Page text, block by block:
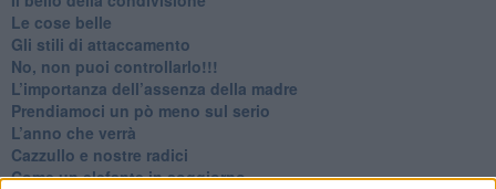
Le cose belle
​Gli stili di attaccamento
No, non puoi controllarlo!!!
​L’importanza dell’assenza della madre
​Prendiamoci un pò meno sul serio
​L’anno che verrà
​Cazzullo e nostre radici
​Come un elefante in soggiorno